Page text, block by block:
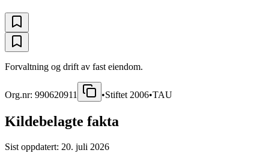
Forvaltning og drift av fast eiendom.
Org.nr: 990620911 •Stiftet 2006•TAU
Kildebelagte fakta
Sist oppdatert: 20. juli 2026